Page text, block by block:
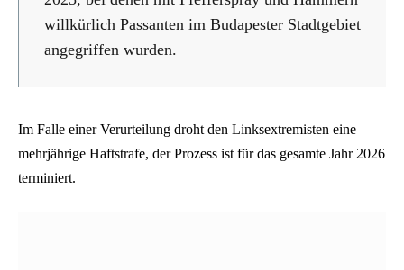
willkürlich Passanten im Budapester Stadtgebiet
angegriffen wurden.
Im Falle einer Verurteilung droht den Linksextremisten eine
mehrjährige Haftstrafe, der Prozess ist für das gesamte Jahr 2026
terminiert.